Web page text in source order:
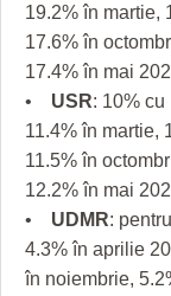
19.2% în martie,
17.6% în
17.4% în mai
• USR: 10%
11.4% în martie,
11.5% în
12.2% în mai
• UDMR:
4.3% în aprilie
în noiembrie,